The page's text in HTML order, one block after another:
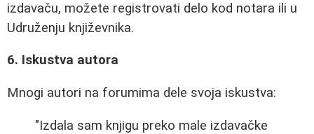
izdavaču, možete registrovati delo kod notara ili u
Udruženju književnika.
6. Iskustva autora
Mnogi autori na forumima dele svoja iskustva:
"Izdala sam knjigu preko male izdavačke